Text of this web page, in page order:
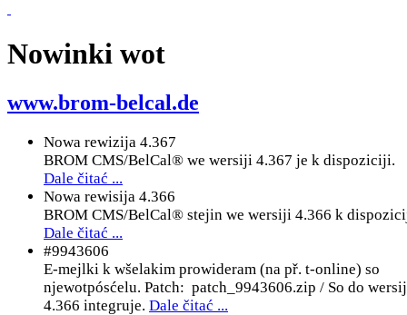
Nowinki wot
www.brom-belcal.de
Nowa rewizija 4.367
BROM CMS/BelCal® we wersiji 4.367 je k dispoziciji.
Dale čitać ...
Nowa rewisija 4.366
BROM CMS/BelCal® stejin we wersiji 4.366 k
Dale čitać ...
#9943606
E-mejlki k wšelakim prowideram (na př. t-online) so
njewotpósćelu. Patch: patch_9943606.zip / So do
4.366 integruje. Dale čitać ...